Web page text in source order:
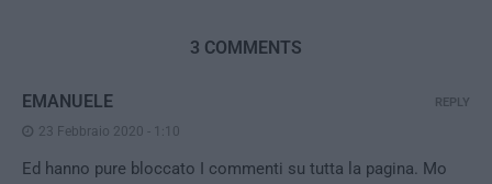
3 COMMENTS
EMANUELE
23 Febbraio 2020 - 1:10
Ed hanno pure bloccato I commenti su tutta la pagina. Mo
REPLY